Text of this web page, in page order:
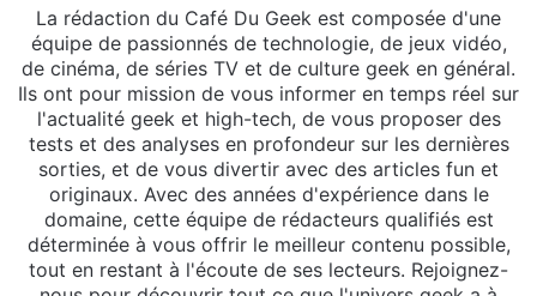
La rédaction du Café Du Geek est composée d'une
équipe de passionnés de technologie, de jeux vidéo,
de cinéma, de séries TV et de culture geek en général.
Ils ont pour mission de vous informer en temps réel sur
l'actualité geek et high-tech, de vous proposer des
tests et des analyses en profondeur sur les dernières
sorties, et de vous divertir avec des articles fun et
originaux. Avec des années d'expérience dans le
domaine, cette équipe de rédacteurs qualifiés est
déterminée à vous offrir le meilleur contenu possible,
tout en restant à l'écoute de ses lecteurs. Rejoignez-